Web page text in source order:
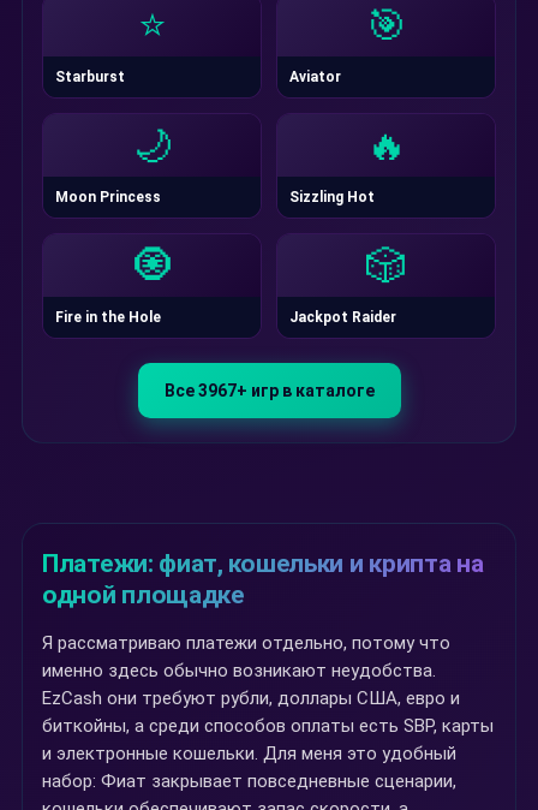
⭐
Starburst
🎯
Aviator
🌙
Moon Princess
🔥
Sizzling Hot
🧿
Fire in the Hole
🎲
Jackpot Raider
Все 3967+ игр в каталоге
Платежи: фиат, кошельки и крипта на
одной площадке
Я рассматриваю платежи отдельно, потому что
именно здесь обычно возникают неудобства.
EzCash они требуют рубли, доллары США, евро и
биткойны, а среди способов оплаты есть SBP, карты
и электронные кошельки. Для меня это удобный
набор: Фиат закрывает повседневные сценарии,